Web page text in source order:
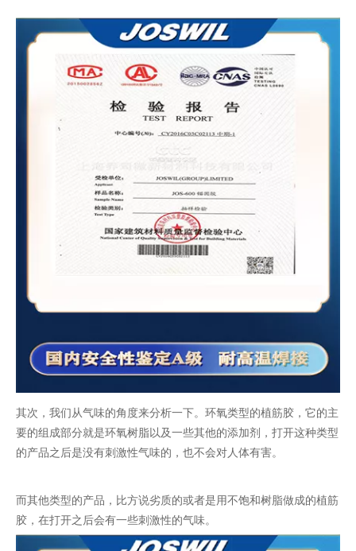
其次，我们从气味的角度来分析一下。环氧类型的植筋胶，它的主
要的组成部分就是环氧树脂以及一些其他的添加剂，打开这种类型
的产品之后是没有刺激性气味的，也不会对人体有害。
而其他类型的产品，比方说劣质的或者是用不饱和树脂做成的植筋
胶，在打开之后会有一些刺激性的气味。